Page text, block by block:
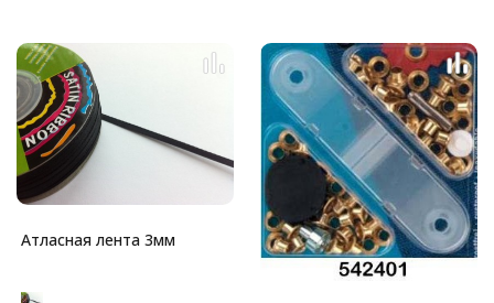
Атласная лента 3мм